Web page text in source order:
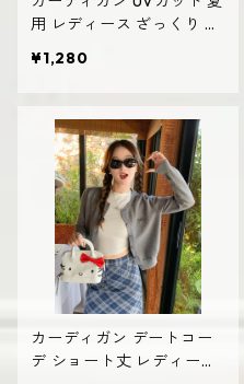
用 レディース ざっくり シ
¥1,280
カーディガン デートコー
デ ショート丈 レディース